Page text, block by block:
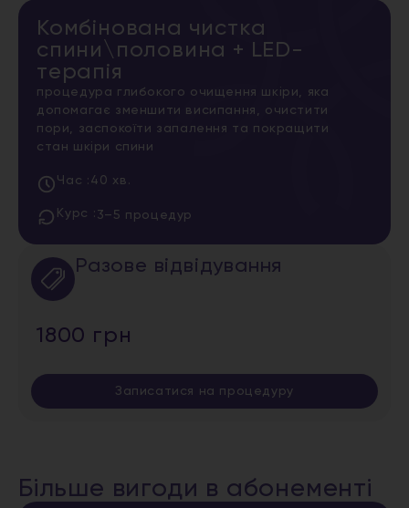
Комбінована чистка
спини\половина + LED-
терапія
процедура глибокого очищення шкіри, яка
допомагає зменшити висипання, очистити
пори, заспокоїти запалення та покращити
стан шкіри спини
Час : 40 хв.
Курс : 3–5 процедур
Разове відвідування
1800 грн
Записатися на процедуру
Більше вигоди в абонементі